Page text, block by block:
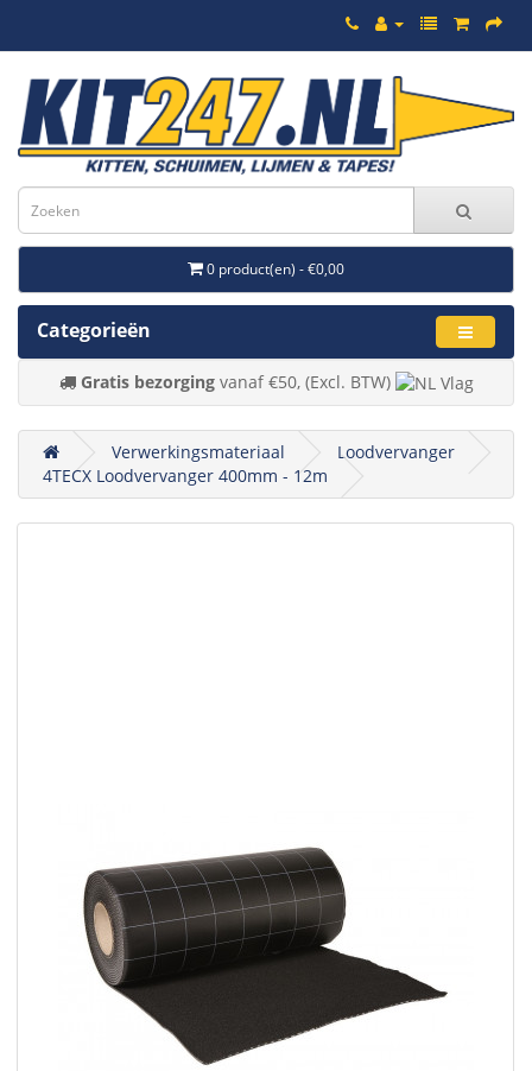
0 product(en) - €0,00
Categorieën
Gratis bezorgingvanaf €50, (Excl. BTW)
Verwerkingsmateriaal
Loodvervanger
4TECX Loodvervanger 400mm - 12m